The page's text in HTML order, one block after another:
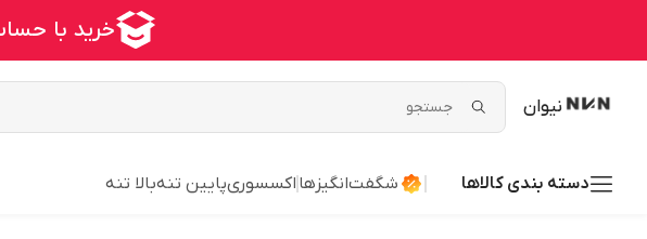
نیوان
دسته بندی کالاها شگفت‌انگیزها اکسسوریپایین تنهبالا تنه